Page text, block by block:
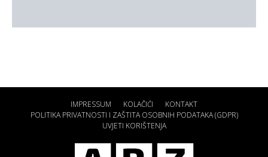
IMPRESSUM KOLAČIĆI
KONTAKT
POLITIKA PRIVATNOSTI I ZAŠTITA OSOBNIH PODATAKA (GDPR)
UVJETI KORIŠTENJA